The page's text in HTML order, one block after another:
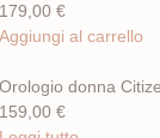
179,00 €
Aggiungi al carrello
Orologio donna
159,00 €